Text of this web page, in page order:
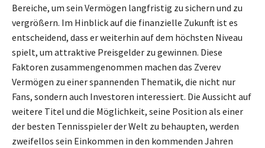
Bereiche, um sein Vermögen langfristig zu sichern und zu
vergrößern. Im Hinblick auf die finanzielle Zukunft ist es
entscheidend, dass er weiterhin auf dem höchsten Niveau
spielt, um attraktive Preisgelder zu gewinnen. Diese
Faktoren zusammengenommen machen das Zverev
Vermögen zu einer spannenden Thematik, die nicht nur
Fans, sondern auch Investoren interessiert. Die Aussicht auf
weitere Titel und die Möglichkeit, seine Position als einer
der besten Tennisspieler der Welt zu behaupten, werden
zweifellos sein Einkommen in den kommenden Jahren